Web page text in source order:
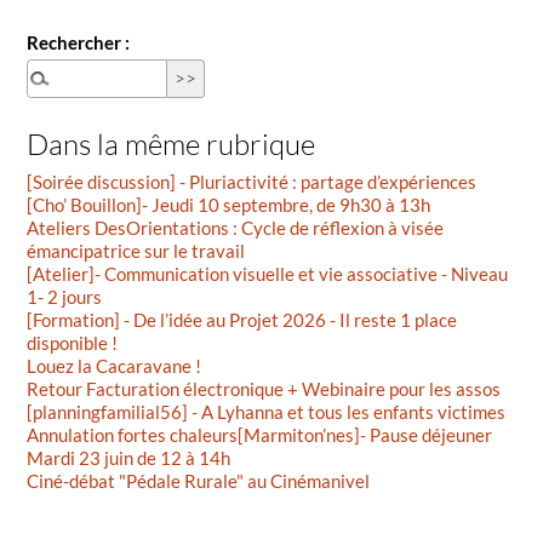
Rechercher :
Dans la même rubrique
[Soirée discussion] - Pluriactivité : partage d’expériences
[Cho’ Bouillon]- Jeudi 10 septembre, de 9h30 à 13h
Ateliers DesOrientations : Cycle de réflexion à visée
émancipatrice sur le travail
[Atelier]- Communication visuelle et vie associative - Niveau
1- 2 jours
[Formation] - De l’idée au Projet 2026 - Il reste 1 place
disponible !
Louez la Cacaravane !
Retour Facturation électronique + Webinaire pour les assos
[planningfamilial56] - A Lyhanna et tous les enfants victimes
Annulation fortes chaleurs[Marmiton’nes]- Pause déjeuner
Mardi 23 juin de 12 à 14h
Ciné-débat "Pédale Rurale" au Cinémanivel